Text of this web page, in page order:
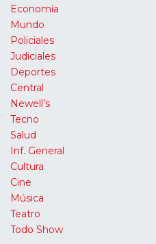
Economía
Mundo
Policiales
Judiciales
Deportes
Central
Newell’s
Tecno
Salud
Inf. General
Cultura
Cine
Música
Teatro
Todo Show